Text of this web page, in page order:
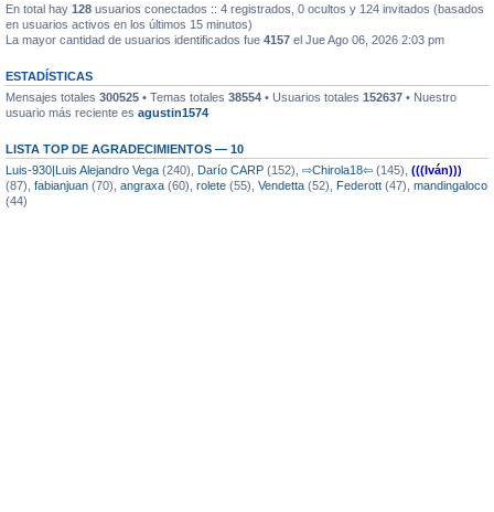
En total hay 128 usuarios conectados :: 4 registrados, 0 ocultos y 124 invitados (basados
en usuarios activos en los últimos 15 minutos)
La mayor cantidad de usuarios identificados fue 4157 el Jue Ago 06, 2026 2:03 pm
ESTADÍSTICAS
Mensajes totales 300525 • Temas totales 38554 • Usuarios totales 152637 • Nuestro
usuario más reciente es agustin1574
LISTA TOP DE AGRADECIMIENTOS — 10
Luis-930|Luis Alejandro Vega (240), Darío CARP (152), ⇨Chirola18⇦ (145), (((Iván)))
(87), fabianjuan (70), angraxa (60), rolete (55), Vendetta (52), Federott (47), mandingaloco
(44)